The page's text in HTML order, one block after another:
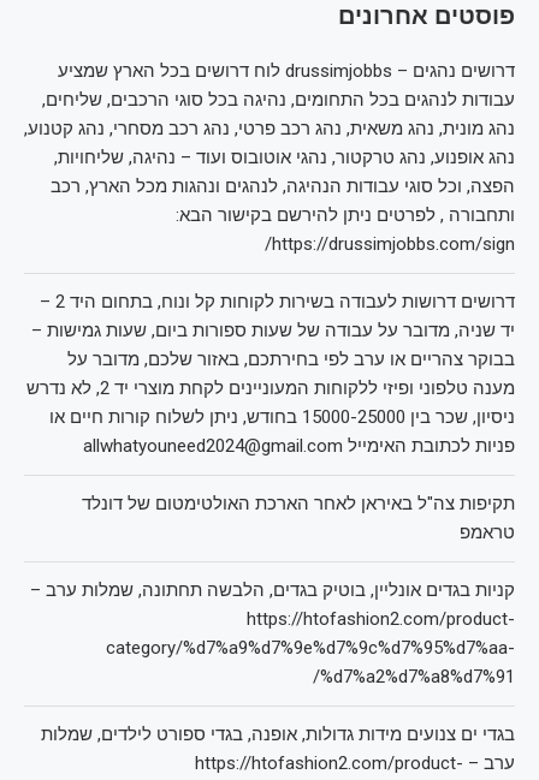
פוסטים אחרונים
דרושים נהגים – drussimjobbs לוח דרושים בכל הארץ שמציע
עבודות לנהגים בכל התחומים, נהיגה בכל סוגי הרכבים, שליחים,
נהג מונית, נהג משאית, נהג רכב פרטי, נהג רכב מסחרי, נהג קטנוע,
נהג אופנוע, נהג טרקטור, נהגי אוטובוס ועוד – נהיגה, שליחויות,
הפצה, וכל סוגי עבודות הנהיגה, לנהגים ונהגות מכל הארץ, רכב
ותחבורה , לפרטים ניתן להירשם בקישור הבא:
https://drussimjobbs.com/sign/
דרושים דרושות לעבודה בשירות לקוחות קל ונוח, בתחום היד 2 –
יד שניה, מדובר על עבודה של שעות ספורות ביום, שעות גמישות –
בבוקר צהריים או ערב לפי בחירתכם, באזור שלכם, מדובר על
מענה טלפוני ופיזי ללקוחות המעוניינים לקחת מוצרי יד 2, לא נדרש
ניסיון, שכר בין 15000-25000 בחודש, ניתן לשלוח קורות חיים או
פניות לכתובת האימייל allwhatyouneed2024@gmail.com
תקיפות צה"ל באיראן לאחר הארכת האולטימטום של דונלד
טראמפ
קניות בגדים אונליין, בוטיק בגדים, הלבשה תחתונה, שמלות ערב –
https://htofashion2.com/product-
category/%d7%a9%d7%9e%d7%9c%d7%95%d7%aa-
%d7%a2%d7%a8%d7%91/
בגדי ים צנועים מידות גדולות, אופנה, בגדי ספורט לילדים, שמלות
ערב – https://htofashion2.com/product-